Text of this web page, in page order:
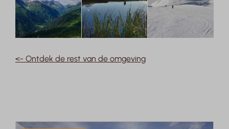
<- Ontdek de rest van de omgeving